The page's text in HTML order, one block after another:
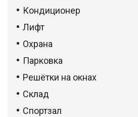
Кондиционер
Лифт
Охрана
Парковка
Решётки на окнах
Склад
Спортзал